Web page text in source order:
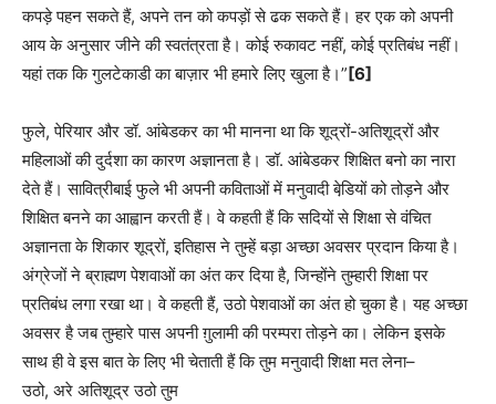
कपड़े पहन सकते हैं, अपने तन को कपड़ों से ढक सकते हैं। हर एक को अपनी
आय के अनुसार जीने की स्वतंत्रता है। कोई रुकावट नहीं, कोई प्रतिबंध नहीं।
यहां तक कि गुलटेकाडी का बाज़ार भी हमारे लिए खुला है।”[6]
फुले, पेरियार और डॉ. आंबेडकर का भी मानना था कि शूद्रों-अतिशूद्रों और
महिलाओं की दुर्दशा का कारण अज्ञानता है। डॉ. आंबेडकर शिक्षित बनो का नारा
देते हैं। सावित्रीबाई फुले भी अपनी कविताओं में मनुवादी बेडि़यों को तोड़ने और
शिक्षित बनने का आह्वान करती हैं। वे कहती हैं कि सदियों से शिक्षा से वंचित
अज्ञानता के शिकार शूद्रों, इतिहास ने तुम्हें बड़ा अच्छा अवसर प्रदान किया है।
अंग्रेजों ने ब्राह्मण पेशवाओं का अंत कर दिया है, जिन्होंने तुम्हारी शिक्षा पर
प्रतिबंध लगा रखा था। वे कहती हैं, उठो पेशवाओं का अंत हो चुका है। यह अच्छा
अवसर है जब तुम्हारे पास अपनी ग़ुलामी की परम्परा तोड़ने का। लेकिन इसके
साथ ही वे इस बात के लिए भी चेताती हैं कि तुम मनुवादी शिक्षा मत लेना–
उठो, अरे अतिशूद्र उठो तुम